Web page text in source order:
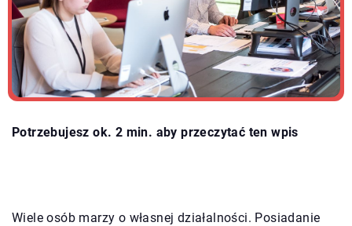
Potrzebujesz ok. 2 min. aby przeczytać ten wpis
Wiele osób marzy o własnej działalności. Posiadanie